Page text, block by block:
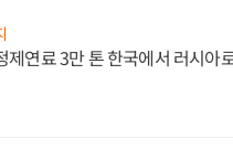
제연료 3만 톤 한국에서 러시아